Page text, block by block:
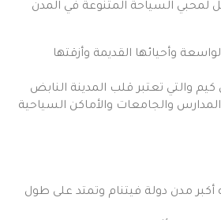
لمحبي السياحة المتنوعة في المدن
وأحيائها القديمة وأزقتها
والتي تعتبر قلب المدينة النابض
والجامعات والأماكن السياحية
مدن دولة فيتنام وتمتد على طول